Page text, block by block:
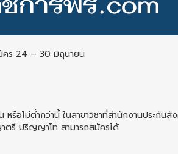
คร 24 – 30 มิถุนายน
อไม่ต่ำกว่านี้ ในสาขาวิชาที่สำนักงานประกันสั
ตรี ปริญญาโท สามารถสมัครได้